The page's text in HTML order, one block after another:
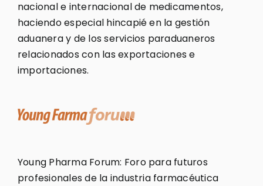
nacional e internacional de medicamentos,
haciendo especial hincapié en la gestión
aduanera y de los servicios paraduaneros
relacionados con las exportaciones e
importaciones.
Young Pharma Forum: Foro para futuros
profesionales de la industria farmacéutica